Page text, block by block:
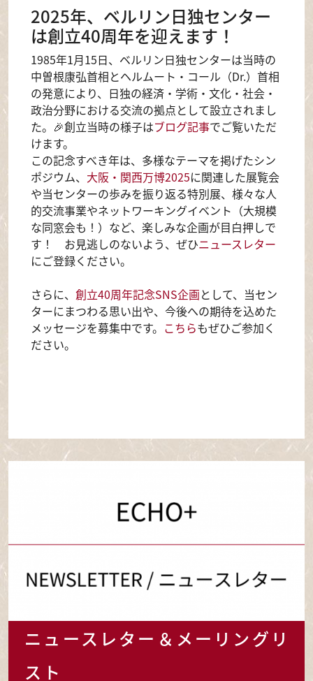
2025年、ベルリン日独センター
は創立40周年を迎えます！
1985年1月15日、ベルリン日独センターは当時の
中曽根康弘首相とヘルムート・コール（Dr.）首相
の発意により、日独の経済・学術・文化・社会・
政治分野における交流の拠点として設立されまし
た。🎉創立当時の様子はブログ記事でご覧いただ
けます。
この記念すべき年は、多様なテーマを掲げたシン
ポジウム、 大阪・関西万博2025に関連した展覧会
や当センターの歩みを振り返る特別展、様々な人
的交流事業やネットワーキングイベント（大規模
な同窓会も！）など、楽しみな企画が目白押しで
す！ お見逃しのないよう、ぜひニュースレター
にご登録ください。
さらに、 創立40周年記念SNS企画として、当セン
ターにまつわる思い出や、今後への期待を込めた
メッセージを募集中です。 こちらもぜひご参加く
ださい。
ニュースレター＆メーリングリ
スト